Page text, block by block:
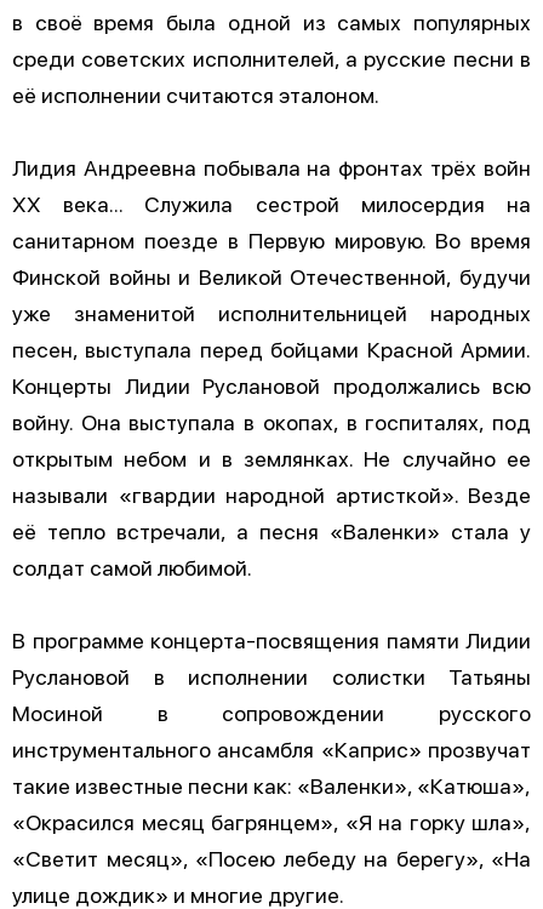
в своё время была одной из самых популярных
среди советских исполнителей, а русские песни в
её исполнении считаются эталоном.
Лидия Андреевна побывала на фронтах трёх войн
ХХ века... Служила сестрой милосердия на
санитарном поезде в Первую мировую. Во время
Финской войны и Великой Отечественной, будучи
уже знаменитой исполнительницей народных
песен, выступала перед бойцами Красной Армии.
Концерты Лидии Руслановой продолжались всю
войну. Она выступала в окопах, в госпиталях, под
открытым небом и в землянках. Не случайно ее
называли «гвардии народной артисткой». Везде
её тепло встречали, а песня «Валенки» стала у
солдат самой любимой.
В программе концерта-посвящения памяти Лидии
Руслановой в исполнении солистки Татьяны
Мосиной в сопровождении русского
инструментального ансамбля «Каприс» прозвучат
такие известные песни как: «Валенки», «Катюша»,
«Окрасился месяц багрянцем», «Я на горку шла»,
«Светит месяц», «Посею лебеду на берегу», «На
улице дождик» и многие другие.